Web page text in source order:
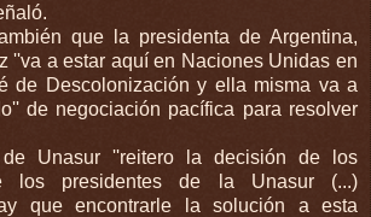
que la presidenta de Argentina,
''va a estar aquí en Naciones Unidas en
de Descolonización y ella misma va a
de negociación pacífica para resolver
de Unasur ''reitero la decisión de los
los presidentes de la Unasur (...)
que encontrarle la solución a esta